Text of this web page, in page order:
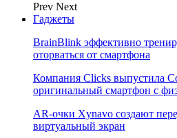
Prev Next
Гаджеты
BrainBlink эффективно
оторваться от смартфона
Компания Clicks выпустила
оригинальный смартфон с
AR-очки Xynavo создают
виртуальный экран